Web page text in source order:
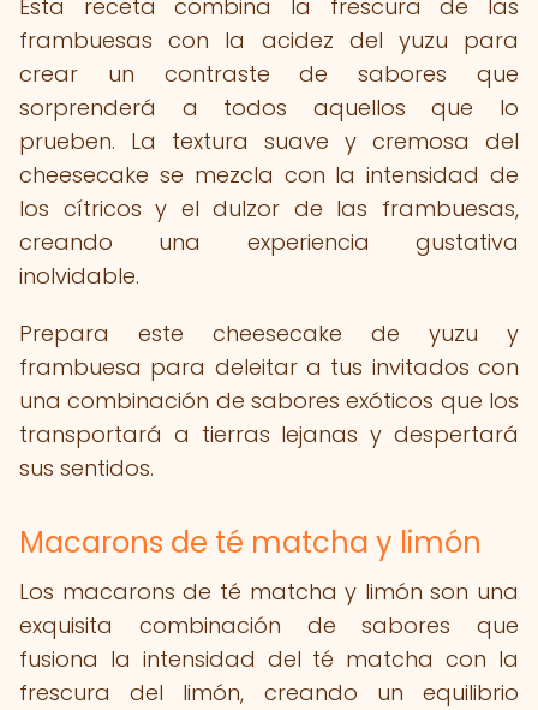
Esta receta combina la frescura de las
frambuesas con la acidez del yuzu para
crear un contraste de sabores que
sorprenderá a todos aquellos que lo
prueben. La textura suave y cremosa del
cheesecake se mezcla con la intensidad de
los cítricos y el dulzor de las frambuesas,
creando una experiencia gustativa
inolvidable.
Prepara este cheesecake de yuzu y
frambuesa para deleitar a tus invitados con
una combinación de sabores exóticos que los
transportará a tierras lejanas y despertará
sus sentidos.
Macarons de té matcha y limón
Los macarons de té matcha y limón son una
exquisita combinación de sabores que
fusiona la intensidad del té matcha con la
frescura del limón, creando un equilibrio